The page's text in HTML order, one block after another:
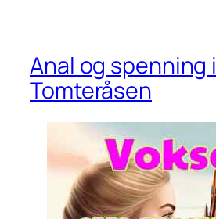
Anal og spenning i
Tomteråsen